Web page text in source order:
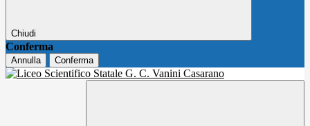
Chiudi
Conferma
Annulla Conferma